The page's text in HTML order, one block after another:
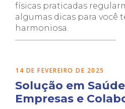
físicas praticadas
algumas dicas para você
harmoniosa.
14 DE FEVEREIRO DE 2025
Solução em
Empresas e